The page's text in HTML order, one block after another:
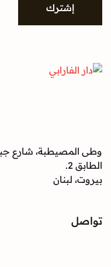
إشترك
وطى المصيطبة، شارع
الطابق 2.
بيروت، لبنان
تواصل